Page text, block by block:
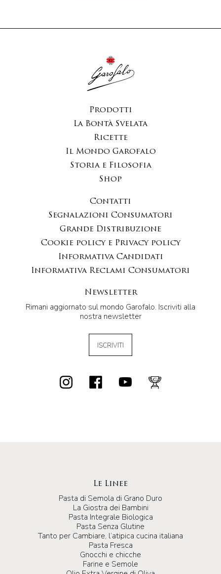
Prodotti
La Bontà Svelata
Ricette
Il Mondo Garofalo
Storia e Filosofia
Shop
Contatti
Segnalazioni Consumatori
Grande Distribuzione
Cookie policy e Privacy policy
Informativa Candidati
Informativa Reclami Consumatori
Newsletter
Rimani aggiornato sul mondo Garofalo. Iscriviti alla
nostra newsletter
ISCRIVITI
Le Linee
Pasta di Semola di Grano Duro
La Giostra dei Bambini
Pasta Integrale Biologica
Pasta Senza Glutine
Tanto per Cambiare, l’atipica cucina italiana
Pasta Fresca
Gnocchi e chicche
Farine e Semole